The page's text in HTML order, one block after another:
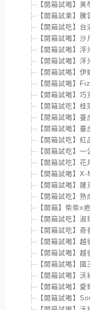
【開箱試喝】
【開箱試乘】
【開箱試吃】
【開箱試喝】
【開箱試喝】
【開箱試喝】
【開箱試喝】
【開箱試喝】
【開箱試喝】
【開箱試吃】
【開箱試喝】
【開箱試喝】
【開箱試吃】
【開箱試吃】
【開箱試吃】
【開箱試喝】
【開箱試喝】
【開箱試吃】
【開箱】柴柴x
【開箱試吃】
【開箱試吃】
【開箱試喝】
【開箱試喝】
【開箱試喝】
【開箱試喝】
【開箱試喝】
【開箱試喝】